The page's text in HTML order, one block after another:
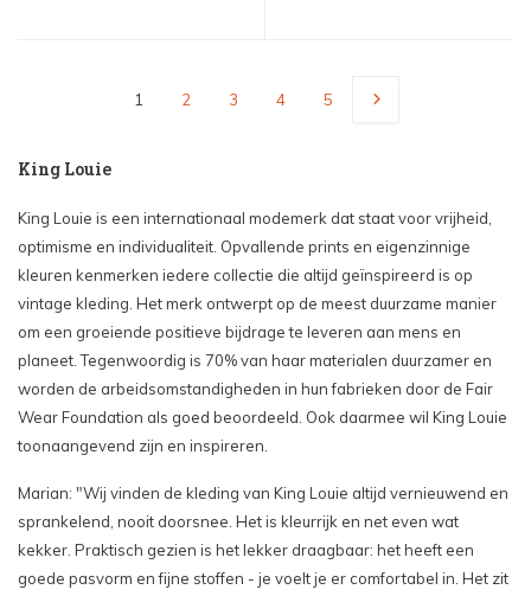
1 2 3 4 5
King Louie
King Louie is een internationaal modemerk dat staat voor vrijheid,
optimisme en individualiteit. Opvallende prints en eigenzinnige
kleuren kenmerken iedere collectie die altijd geïnspireerd is op
vintage kleding. Het merk ontwerpt op de meest duurzame manier
om een groeiende positieve bijdrage te leveren aan mens en
planeet. Tegenwoordig is 70% van haar materialen duurzamer en
worden de arbeidsomstandigheden in hun fabrieken door de Fair
Wear Foundation als goed beoordeeld. Ook daarmee wil King Louie
toonaangevend zijn en inspireren.
Marian: "Wij vinden de kleding van King Louie altijd vernieuwend en
sprankelend, nooit doorsnee. Het is kleurrijk en net even wat
kekker. Praktisch gezien is het lekker draagbaar: het heeft een
goede pasvorm en fijne stoffen - je voelt je er comfortabel in. Het zit